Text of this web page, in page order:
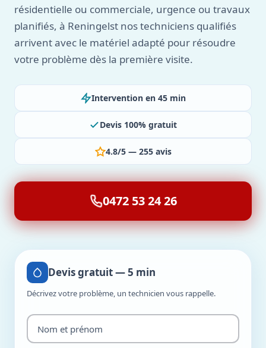
résidentielle ou commerciale, urgence ou travaux
planifiés, à Reningelst nos techniciens qualifiés
arrivent avec le matériel adapté pour résoudre
votre problème dès la première visite.
Intervention en 45 min
Devis 100% gratuit
4.8/5 — 255 avis
0472 53 24 26
Devis gratuit — 5 min
Décrivez votre problème, un technicien vous rappelle.